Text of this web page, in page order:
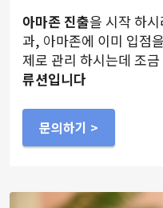
아마존 진출을 시작 하
과, 아마존에 이미 입점
제로 관리 하시는데 조
류션입니다
문의하기 >